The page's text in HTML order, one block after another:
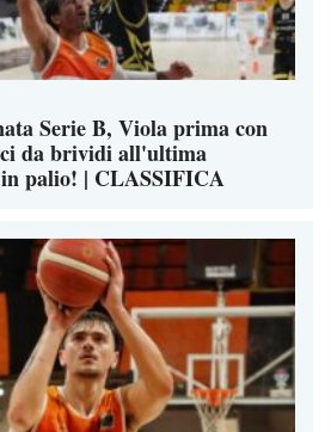
Serie B, Viola prima con
da brividi all'ultima
palio! | CLASSIFICA